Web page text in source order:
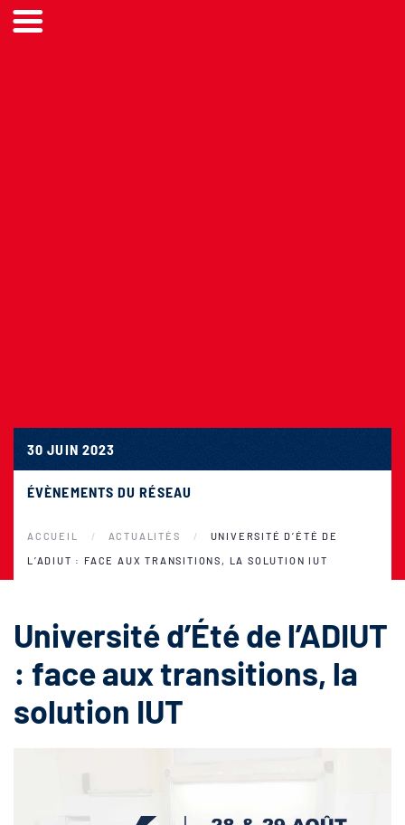
30 JUIN 2023
ÉVÈNEMENTS DU RÉSEAU
ACCUEIL ACTUALITÉS UNIVERSITÉ D’ÉTÉ DE
L’ADIUT : FACE AUX TRANSITIONS, LA SOLUTION IUT
Université d’Été de l’ADIUT
: face aux transitions, la
solution IUT